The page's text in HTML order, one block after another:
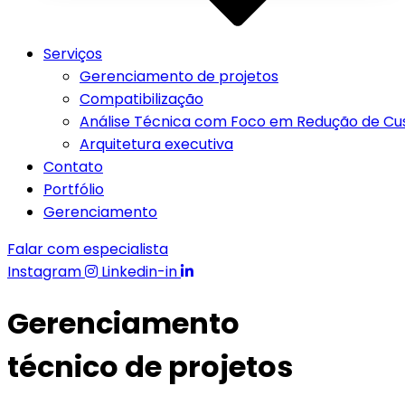
Serviços
Gerenciamento de projetos
Compatibilização
Análise Técnica com Foco em Redução de
Arquitetura executiva
Contato
Portfólio
Gerenciamento
Falar com especialista
Instagram
Linkedin-in
Gerenciamento
técnico de projetos